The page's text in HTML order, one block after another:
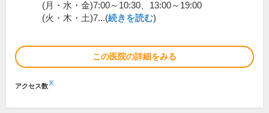
(月・水・金)7:00～10:30、13:00～19:00
(火・木・土)7...(続きを読む)
この医院の詳細をみる
アクセス数※